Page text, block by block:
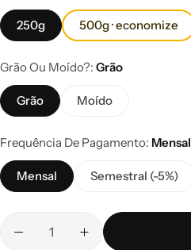
250g 500g · economize
Grão Ou Moído? Grão
Grão Moído
Frequência De Pagamento Mensal
Mensal Semestral (-5%)